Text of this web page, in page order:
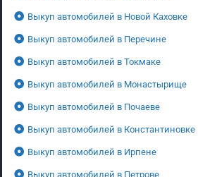
Выкуп автомобилей в Новой Каховке
Выкуп автомобилей в Перечине
Выкуп автомобилей в Токмаке
Выкуп автомобилей в Монастырище
Выкуп автомобилей в Почаеве
Выкуп автомобилей в Константиновке
Выкуп автомобилей в Ирпене
Выкуп автомобилей в Петрове